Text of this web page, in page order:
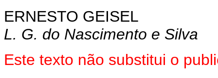
ERNESTO GEISEL
L. G. do Nascimento e Silva
Este texto não substitui o